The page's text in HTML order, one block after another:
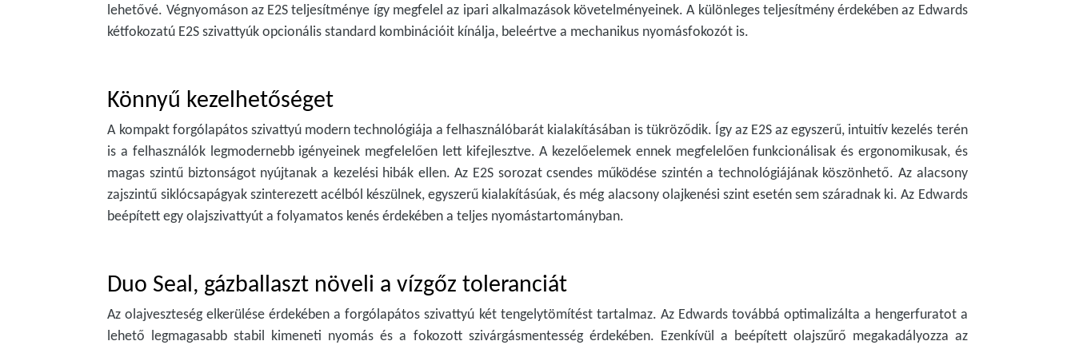
lehetővé. Végnyomáson az E2S teljesítménye így megfelel az ipari alkalmazások követelményeinek. A különleges teljesítmény érdekében az Edwards
kétfokozatú E2S szivattyúk opcionális standard kombinációit kínálja, beleértve a mechanikus nyomásfokozót is.
Könnyű kezelhetőséget
A kompakt forgólapátos szivattyú modern technológiája a felhasználóbarát kialakításában is tükröződik. Így az E2S az egyszerű, intuitív kezelés terén
is a felhasználók legmodernebb igényeinek megfelelően lett kifejlesztve. A kezelőelemek ennek megfelelően funkcionálisak és ergonomikusak, és
magas szintű biztonságot nyújtanak a kezelési hibák ellen. Az E2S sorozat csendes működése szintén a technológiájának köszönhető. Az alacsony
zajszintű siklócsapágyak szinterezett acélból készülnek, egyszerű kialakításúak, és még alacsony olajkenési szint esetén sem száradnak ki. Az Edwards
beépített egy olajszivattyút a folyamatos kenés érdekében a teljes nyomástartományban.
Duo Seal, gázballaszt növeli a vízgőz toleranciát
Az olajveszteség elkerülése érdekében a forgólapátos szivattyú két tengelytömítést tartalmaz. Az Edwards továbbá optimalizálta a hengerfuratot a
lehető legmagasabb stabil kimeneti nyomás és a fokozott szivárgásmentesség érdekében. Ezenkívül a beépített olajszűrő megakadályozza az